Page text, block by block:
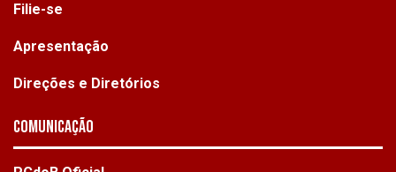
Filie-se
Apresentação
Direções e Diretórios
Comunicação